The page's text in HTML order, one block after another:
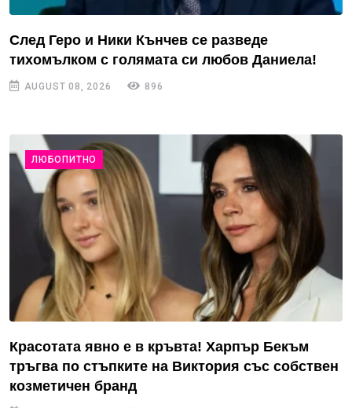
След Геро и Ники Кънчев се разведе
тихомълком с голямата си любов Даниела!
AUGUST 08, 2026 896
ЛЮБОПИТНО
Красотата явно е в кръвта! Харпър Бекъм
тръгва по стъпките на Виктория със собствен
козметичен бранд